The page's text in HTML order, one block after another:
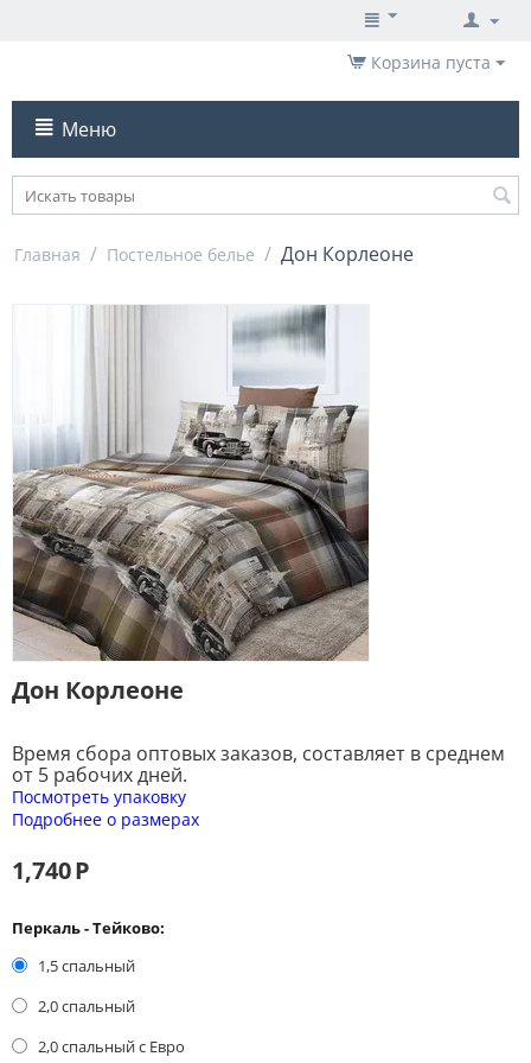
Корзина пуста
Меню
Главная / Постельное белье / Дон Корлеоне
Дон Корлеоне
Время сбора оптовых заказов, составляет в среднем
от 5 рабочих дней.
Посмотреть упаковку
Подробнее о размерах
1,740Р
Перкаль - Тейково:
1,5 спальный
2,0 спальный
2,0 спальный с Евро